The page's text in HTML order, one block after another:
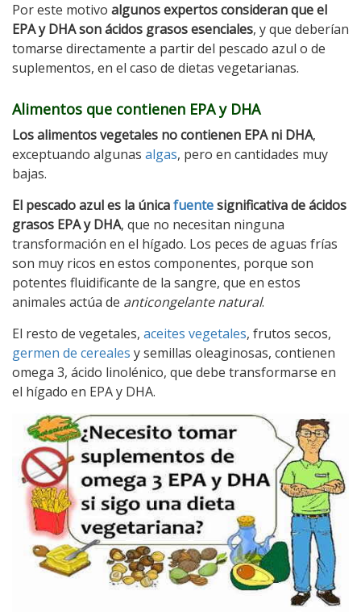
Por este motivo algunos expertos consideran que el
EPA y DHA son ácidos grasos esenciales, y que deberían
tomarse directamente a partir del pescado azul o de
suplementos, en el caso de dietas vegetarianas.
Alimentos que contienen EPA y DHA
Los alimentos vegetales no contienen EPA ni DHA,
exceptuando algunas algas, pero en cantidades muy
bajas.
El pescado azul es la únicafuentesignificativa de ácidos
grasos EPA y DHA, que no necesitan ninguna
transformación en el hígado. Los peces de aguas frías
son muy ricos en estos componentes, porque son
potentes fluidificante de la sangre, que en estos
animales actúa de anticongelante natural.
El resto de vegetales, aceites vegetales, frutos secos,
germen de cereales y semillas oleaginosas, contienen
omega 3, ácido linolénico, que debe transformarse en
el hígado en EPA y DHA.